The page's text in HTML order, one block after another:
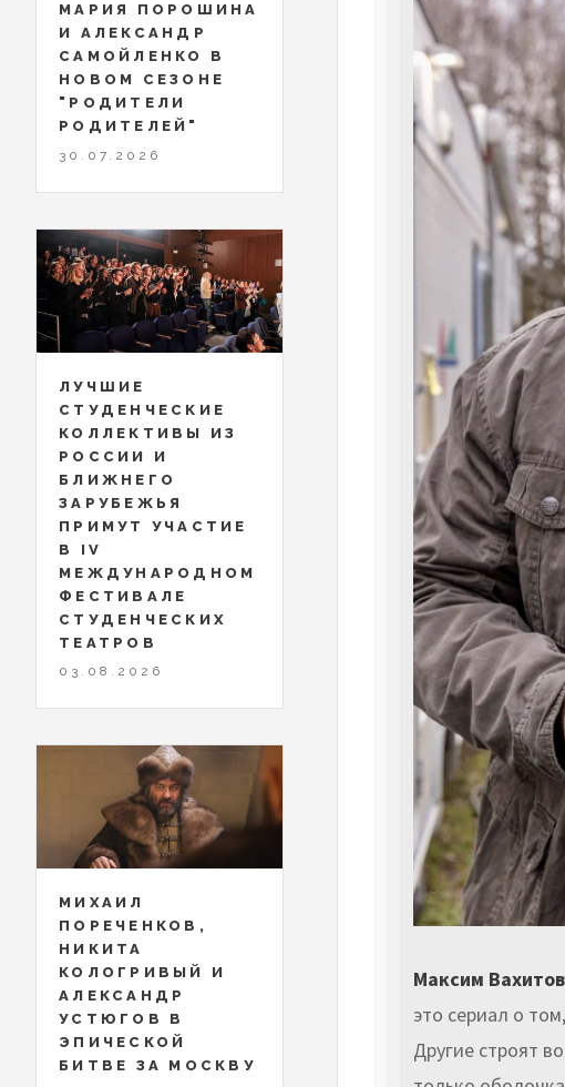
Максим
это сериал о
Другие строят
МАРИЯ ПОРОШИНА
И АЛЕКСАНДР
САМОЙЛЕНКО В
НОВОМ СЕЗОНЕ
"РОДИТЕЛИ
РОДИТЕЛЕЙ"
30.07.2026
ЛУЧШИЕ
СТУДЕНЧЕСКИЕ
КОЛЛЕКТИВЫ ИЗ
РОССИИ И
БЛИЖНЕГО
ЗАРУБЕЖЬЯ
ПРИМУТ УЧАСТИЕ
В IV
МЕЖДУНАРОДНОМ
ФЕСТИВАЛЕ
СТУДЕНЧЕСКИХ
ТЕАТРОВ
03.08.2026
МИХАИЛ
ПОРЕЧЕНКОВ,
НИКИТА
КОЛОГРИВЫЙ И
АЛЕКСАНДР
УСТЮГОВ В
ЭПИЧЕСКОЙ
БИТВЕ ЗА МОСКВУ